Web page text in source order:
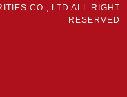
LTD ALL RIGHT
RESERVED